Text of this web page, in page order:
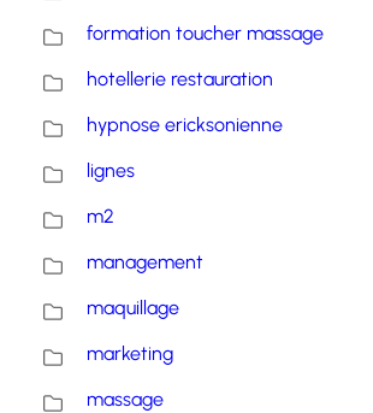
formation toucher massage
hotellerie restauration
hypnose ericksonienne
lignes
m2
management
maquillage
marketing
massage